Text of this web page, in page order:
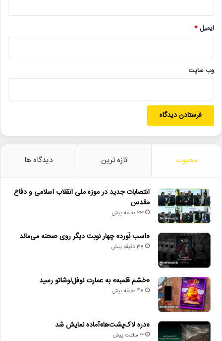
ایمیل*
وب‌ سایت
محبوب تازه ترین دیدگاه ها
انتصابات جدید در موزه ملی انقلاب اسلامی و دفاع
مقدس
23 دقیقه پیش
«اسب نَورد» چهار نوبت دیگر روی صحنه می‌ماند
37 دقیقه پیش
«خشم قلمبه» به عمارت نوفل‌لوشاتو رسید
47 دقیقه پیش
«دره لاک‌پشت‌ها»آماده نمایش شد
3 ساعت پیش